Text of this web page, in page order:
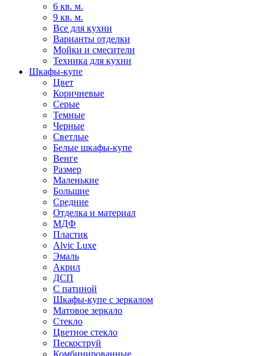
6 кв. м.
9 кв. м.
Все для кухни
Варианты отделки
Мойки и смесители
Техника для кухни
Шкафы-купе
Цвет
Коричневые
Серые
Темные
Черные
Светлые
Белые шкафы-купе
Венге
Размер
Маленькие
Большие
Средние
Отделка и материал
МДФ
Пластик
Alvic Luxe
Эмаль
Акрил
ДСП
С патиной
Шкафы-купе с зеркалом
Матовое зеркало
Стекло
Цветное стекло
Пескоструй
Комбинированные